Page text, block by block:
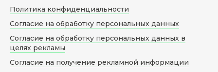
Политика конфиденциальности
Согласие на обработку персональных данных
Согласие на обработку персональных данных в
целях рекламы
Согласие на получение рекламной информации